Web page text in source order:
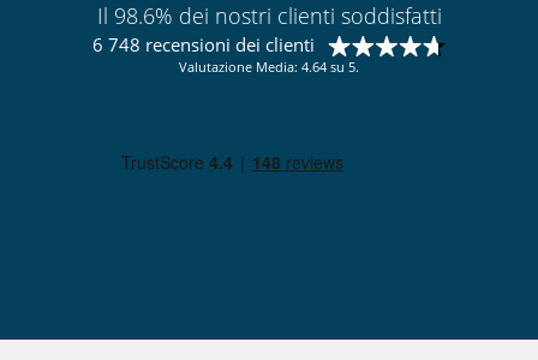
Il 98.6% dei nostri clienti soddisfatti
6 748 recensioni dei clienti
Valutazione Media: 4.64 su 5.